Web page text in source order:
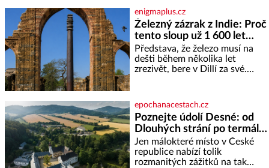
sladkých. Sůl je zdravá Ale v
ani ne třetinovém množství, než
je pro většinu populace běžné.
Její základní složky– sodík a
chlór – jsou zásadní pro
správné hospodaření
enigmaplus.cz
Železný zázrak z Indie: Proč
tento sloup už 1 600 let
nezná rez?
Představa, že železo musí na
dešti během několika let
zrezivět, bere v Dillí za své.
železný sloup, který už přibližně
1 600 let odolává počasí
epochanacestach.cz
Poznejte údolí Desné: od
Dlouhých strání po termální
prameny
Jen málokteré místo v České
republice nabízí tolik
rozmanitých zážitků na tak